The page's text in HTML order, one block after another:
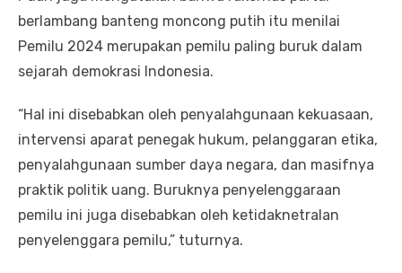
berlambang banteng moncong putih itu menilai
Pemilu 2024 merupakan pemilu paling buruk dalam
sejarah demokrasi Indonesia.
“Hal ini disebabkan oleh penyalahgunaan kekuasaan,
intervensi aparat penegak hukum, pelanggaran etika,
penyalahgunaan sumber daya negara, dan masifnya
praktik politik uang. Buruknya penyelenggaraan
pemilu ini juga disebabkan oleh ketidaknetralan
penyelenggara pemilu,” tuturnya.